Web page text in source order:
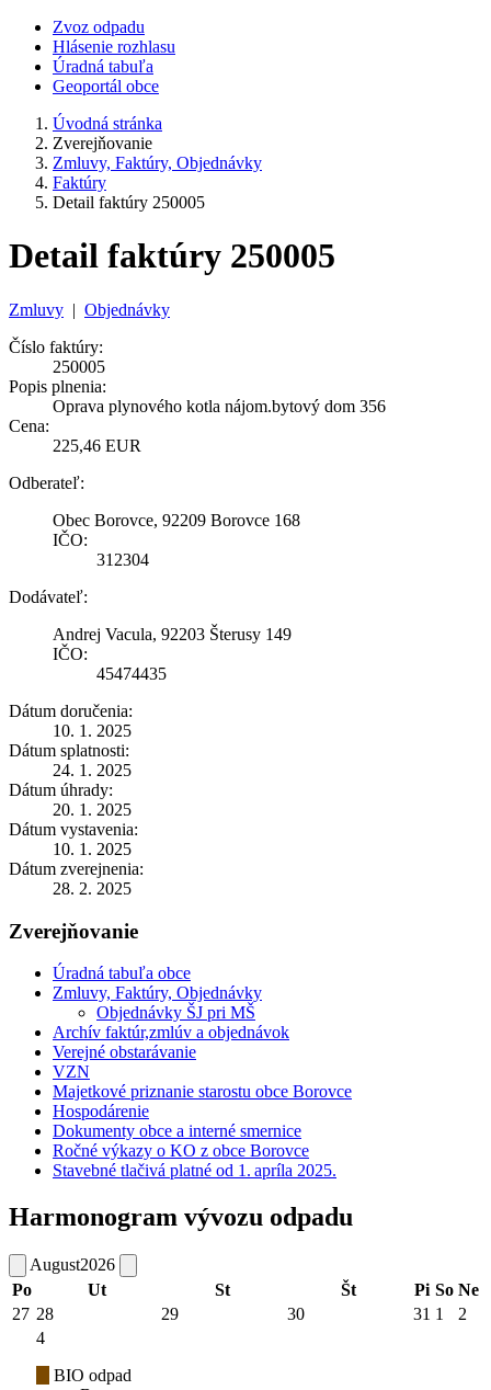
Zvoz odpadu
Hlásenie rozhlasu
Úradná tabuľa
Geoportál obce
Úvodná stránka
Zverejňovanie
Zmluvy, Faktúry, Objednávky
Faktúry
Detail faktúry 250005
Detail faktúry 250005
Zmluvy | Objednávky
Číslo faktúry:
250005
Popis plnenia:
Oprava plynového kotla nájom.bytový dom 356
Cena:
225,46 EUR
Odberateľ:
Obec Borovce, 92209 Borovce 168
IČO:
312304
Dodávateľ:
Andrej Vacula, 92203 Šterusy 149
IČO:
45474435
Dátum doručenia:
10. 1. 2025
Dátum splatnosti:
24. 1. 2025
Dátum úhrady:
20. 1. 2025
Dátum vystavenia:
10. 1. 2025
Dátum zverejnenia:
28. 2. 2025
Zverejňovanie
Úradná tabuľa obce
Zmluvy, Faktúry, Objednávky
Objednávky ŠJ pri MŠ
Archív faktúr,zmlúv a objednávok
Verejné obstarávanie
VZN
Majetkové priznanie starostu obce Borovce
Hospodárenie
Dokumenty obce a interné smernice
Ročné výkazy o KO z obce Borovce
Stavebné tlačivá platné od 1. apríla 2025.
Harmonogram vývozu odpadu
August2026
Po
Ut St Št Pi So Ne
27 28 29 30 31 1
2
4
BIO odpad